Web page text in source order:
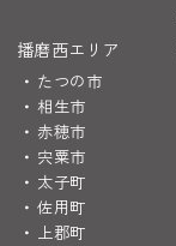
播磨西エリア
たつの市
相生市
赤穂市
宍粟市
太子町
佐用町
上郡町